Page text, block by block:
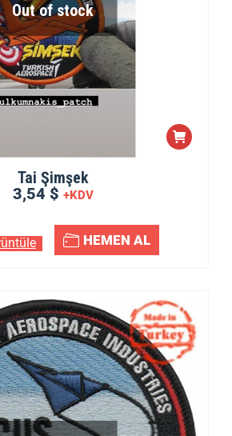
Out of stock
Tai Şimşek
3,54 $ +KDV
HEMEN AL